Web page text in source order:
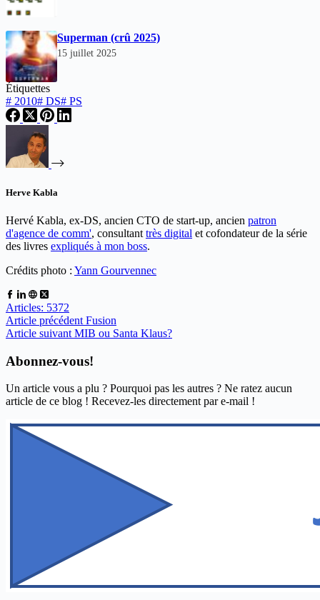
Superman (crû 2025)
15 juillet 2025
Étiquettes
# 2010# DS# PS
Herve Kabla
Hervé Kabla, ex-DS, ancien CTO de start-up, ancien patron
d'agence de comm', consultant très digital et cofondateur de la série
des livres expliqués à mon boss.
Crédits photo : Yann Gourvennec
Articles: 5372
Article précédent Fusion
Article suivant MIB ou Santa Klaus?
Abonnez-vous!
Un article vous a plu ? Pourquoi pas les autres ? Ne ratez aucun
article de ce blog ! Recevez-les directement par e-mail !